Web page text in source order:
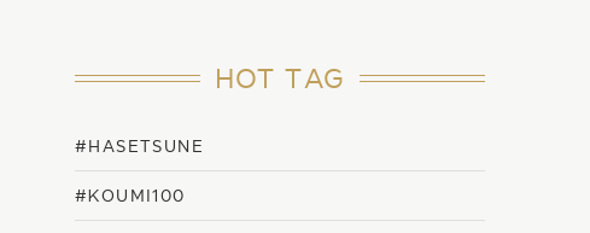
HOT TAG
#HASETSUNE
#KOUMI100